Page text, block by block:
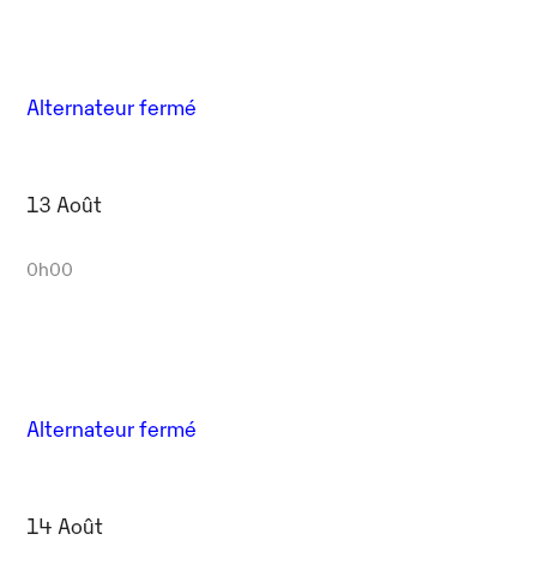
Alternateur fermé
13 Août
0h00
Alternateur fermé
14 Août